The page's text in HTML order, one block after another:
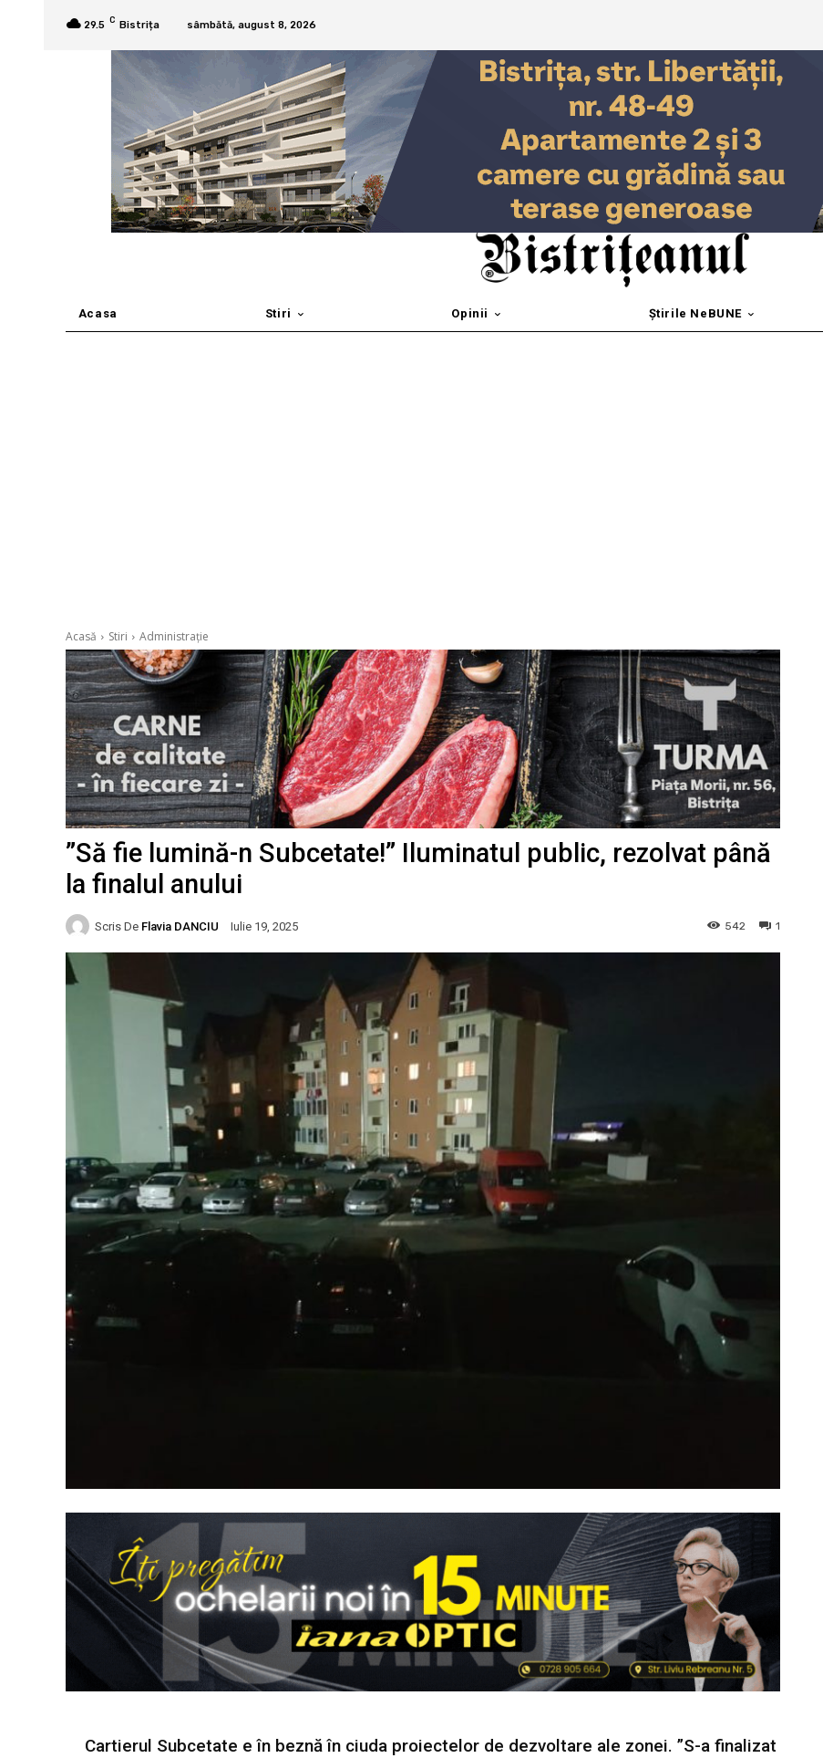
29.5 C Bistrița sâmbătă, august 8, 2026
Acasa Stiri Opinii Știrile NeBUNE
Acasă Stiri Administrație
”Să fie lumină-n Subcetate!” Iluminatul public, rezolvat până
la finalul anului
Scris De Flavia DANCIU Iulie 19, 2025 1
542
Cartierul Subcetate e în beznă în ciuda proiectelor de dezvoltare ale zonei. ”S-a finalizat